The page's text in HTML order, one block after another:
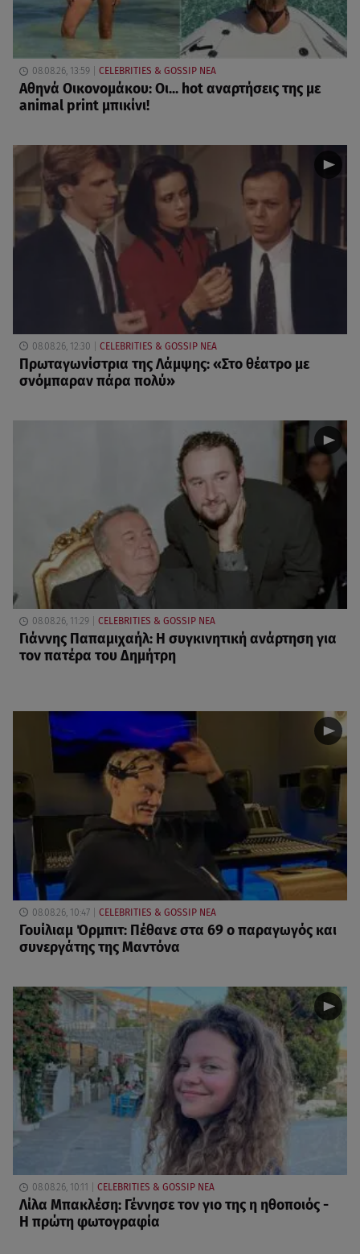
08.08.26, 13:59 CELEBRITIES & GOSSIP ΝΕΑ
Αθηνά Οικονομάκου: Οι... hot αναρτήσεις της με
animal print μπικίνι!
08.08.26, 12:30 CELEBRITIES & GOSSIP ΝΕΑ
Πρωταγωνίστρια της Λάμψης: «Στο θέατρο με
σνόμπαραν πάρα πολύ»
08.08.26, 11:29 CELEBRITIES & GOSSIP ΝΕΑ
Γιάννης Παπαμιχαήλ: Η συγκινητική ανάρτηση για
τον πατέρα του Δημήτρη
08.08.26, 10:47 CELEBRITIES & GOSSIP ΝΕΑ
Γουίλιαμ Όρμπιτ: Πέθανε στα 69 ο παραγωγός και
συνεργάτης της Μαντόνα
08.08.26, 10:11 CELEBRITIES & GOSSIP ΝΕΑ
Λίλα Μπακλέση: Γέννησε τον γιο της η ηθοποιός -
Η πρώτη φωτογραφία